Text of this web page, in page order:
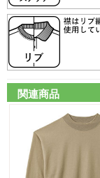
関連商品